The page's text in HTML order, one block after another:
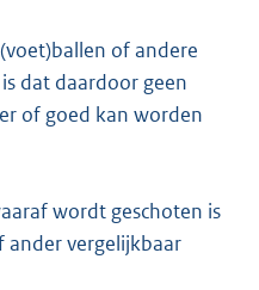
of andere
dat daardoor geen
of goed kan worden
wordt geschoten is
vergelijkbaar